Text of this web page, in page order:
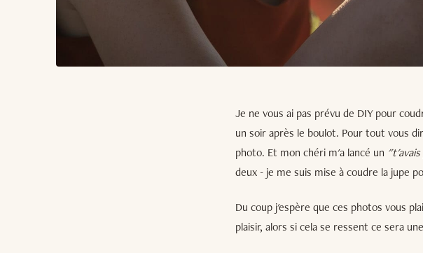
Je ne vous ai pas prévu de DIY pour
un soir après le boulot. Pour tout vous
photo. Et mon chéri m'a lancé un
deux - je me suis mise à coudre la jupe
Du coup j'espère que ces photos vous
plaisir, alors si cela se ressent ce sera